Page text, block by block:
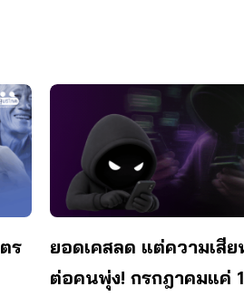
ร
ยอดเคสลด แต่ความเสีย
ต่อคนพุ่ง! กรกฎาคมแค่